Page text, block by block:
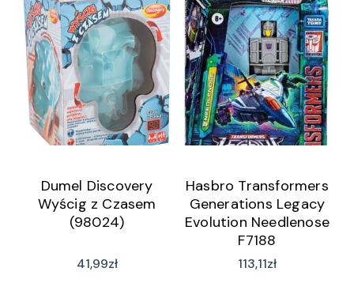
Dumel Discovery
Wyścig z Czasem
(98024)
41,99zł
Hasbro Transformers
Generations Legacy
Evolution Needlenose
F7188
113,11zł